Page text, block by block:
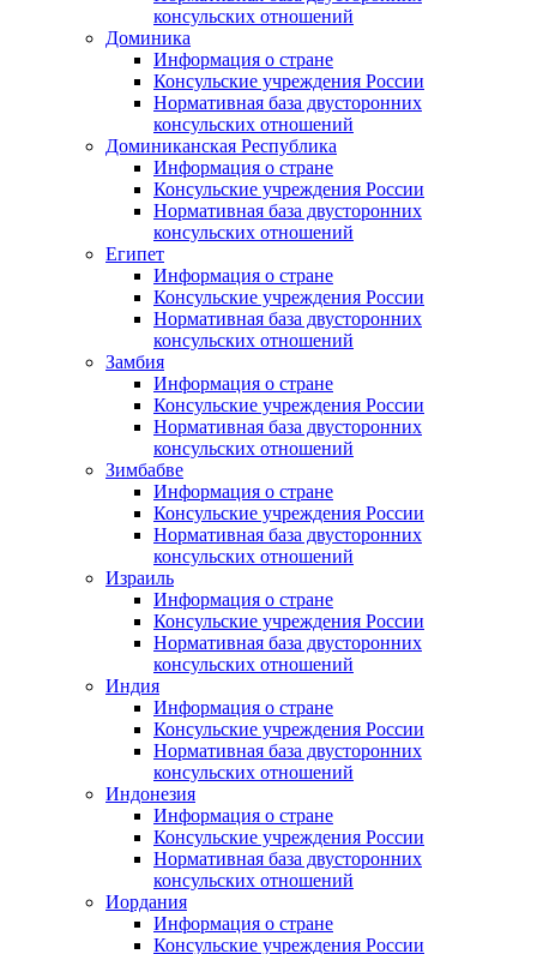
консульских отношений
Доминика
Информация о стране
Консульские учреждения России
Нормативная база двусторонних
консульских отношений
Доминиканская Республика
Информация о стране
Консульские учреждения России
Нормативная база двусторонних
консульских отношений
Египет
Информация о стране
Консульские учреждения России
Нормативная база двусторонних
консульских отношений
Замбия
Информация о стране
Консульские учреждения России
Нормативная база двусторонних
консульских отношений
Зимбабве
Информация о стране
Консульские учреждения России
Нормативная база двусторонних
консульских отношений
Израиль
Информация о стране
Консульские учреждения России
Нормативная база двусторонних
консульских отношений
Индия
Информация о стране
Консульские учреждения России
Нормативная база двусторонних
консульских отношений
Индонезия
Информация о стране
Консульские учреждения России
Нормативная база двусторонних
консульских отношений
Иордания
Информация о стране
Консульские учреждения России